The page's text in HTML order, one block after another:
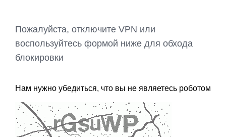
Пожалуйста, отключите VPN или
воспользуйтесь формой ниже для обхода
блокировки
Нам нужно убедиться, что вы не являетесь роботом